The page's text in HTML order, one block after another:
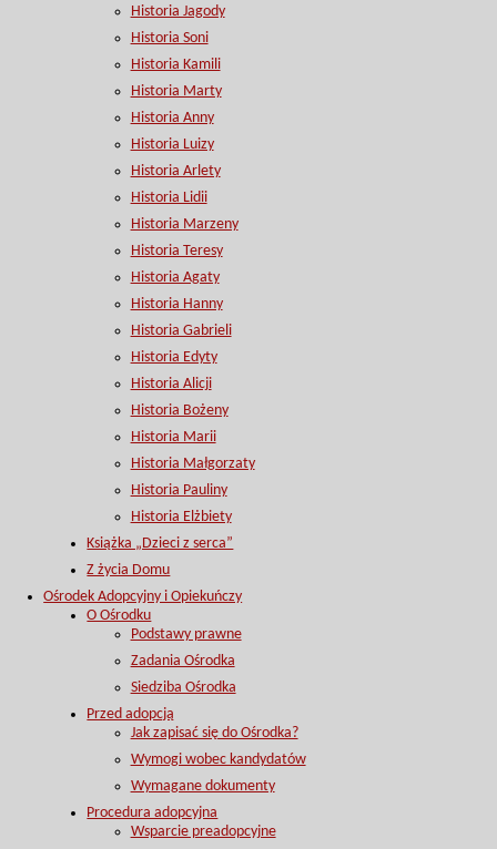
Historia Jagody
Historia Soni
Historia Kamili
Historia Marty
Historia Anny
Historia Luizy
Historia Arlety
Historia Lidii
Historia Marzeny
Historia Teresy
Historia Agaty
Historia Hanny
Historia Gabrieli
Historia Edyty
Historia Alicji
Historia Bożeny
Historia Marii
Historia Małgorzaty
Historia Pauliny
Historia Elżbiety
Książka „Dzieci z serca”
Z życia Domu
Ośrodek Adopcyjny i Opiekuńczy
O Ośrodku
Podstawy prawne
Zadania Ośrodka
Siedziba Ośrodka
Przed adopcją
Jak zapisać się do Ośrodka?
Wymogi wobec kandydatów
Wymagane dokumenty
Procedura adopcyjna
Wsparcie preadopcyjne